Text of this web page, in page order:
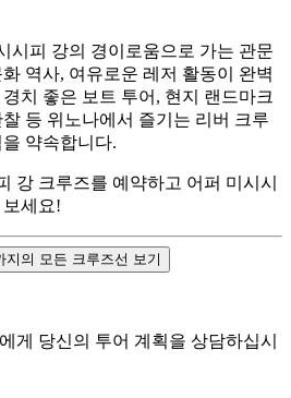
시피 강의 경이로움으로 가는 관문
역사, 여유로운 레저 활동이 완벽
치 좋은 보트 투어, 현지 랜드마크
등 위노나에서 즐기는 리버 크루
약속합니다.
강 크루즈를 예약하고 어퍼 미시시
세요!
지의 모든 크루즈선 보기
게 당신의 투어 계획을 상담하십시